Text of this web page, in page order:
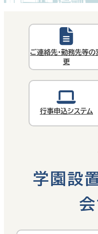
ご連絡先・勤務先等の
更
行事申込システム
学園設
会